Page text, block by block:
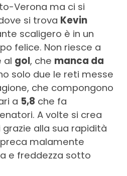
Verona ma ci si
si trova Kevin
scaligero è in un
felice. Non riesce a
al gol, che manca da
solo due le reti messe
che compongono
a 5,8 che fa
A volte si crea
alla sua rapidità
malamente
e freddezza sotto